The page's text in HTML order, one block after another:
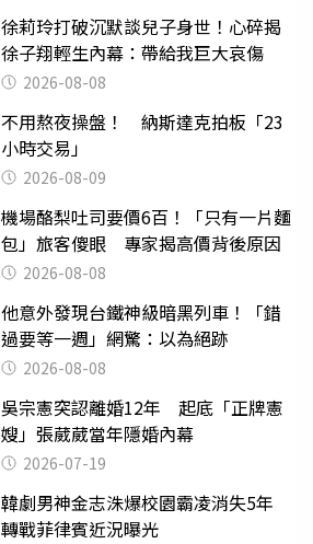
徐莉玲打破沉默談兒子身世！心碎揭
徐子翔輕生內幕：帶給我巨大哀傷
2026-08-08
不用熬夜操盤！ 納斯達克拍板「23
小時交易」
2026-08-09
機場酪梨吐司要價6百！「只有一片麵
包」旅客傻眼 專家揭高價背後原因
2026-08-08
他意外發現台鐵神級暗黑列車！「錯
過要等一週」網驚：以為絕跡
2026-08-08
吳宗憲突認離婚12年 起底「正牌憲
嫂」張葳葳當年隱婚內幕
2026-07-19
韓劇男神金志洙爆校園霸凌消失5年
轉戰菲律賓近況曝光